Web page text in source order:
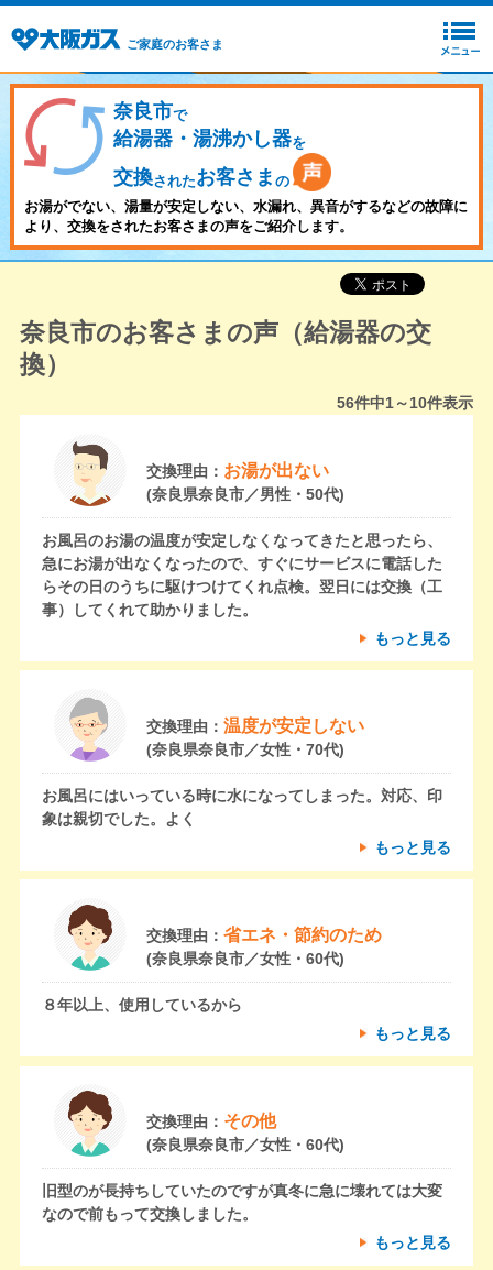
ご家庭のお客さま
奈良市で
給湯器・湯沸かし器を
交換されたお客さま の
お湯がでない、湯量が安定しない、水漏れ、異音がするなどの故障に
より、交換をされたお客さまの声をご紹介します。
奈良市のお客さまの声（給湯器の交
換）
56件中1～10件表示
交換理由： お湯が出ない
(奈良県奈良市／男性・50代)
お風呂のお湯の温度が安定しなくなってきたと思ったら、
急にお湯が出なくなったので、すぐにサービスに電話した
らその日のうちに駆けつけてくれ点検。翌日には交換（工
事）してくれて助かりました。
もっと見る
交換理由： 温度が安定しない
(奈良県奈良市／女性・70代)
お風呂にはいっている時に水になってしまった。対応、印
象は親切でした。よく
もっと見る
交換理由： 省エネ・節約のため
(奈良県奈良市／女性・60代)
８年以上、使用しているから
もっと見る
交換理由： その他
(奈良県奈良市／女性・60代)
旧型のが長持ちしていたのですが真冬に急に壊れては大変
なので前もって交換しました。
もっと見る